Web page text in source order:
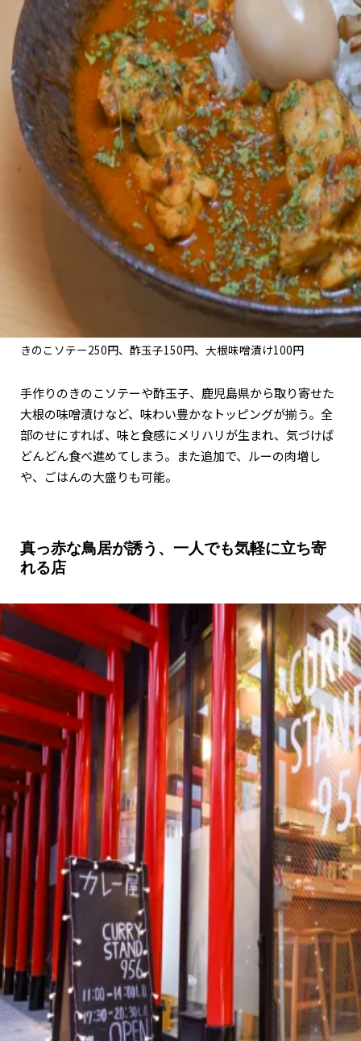
きのこソテー250円、酢玉子150円、大根味噌漬け100円
手作りのきのこソテーや酢玉子、鹿児島県から取り寄せた
大根の味噌漬けなど、味わい豊かなトッピングが揃う。全
部のせにすれば、味と食感にメリハリが生まれ、気づけば
どんどん食べ進めてしまう。また追加で、ルーの肉増し
や、ごはんの大盛りも可能。
真っ赤な鳥居が誘う、一人でも気軽に立ち寄
れる店